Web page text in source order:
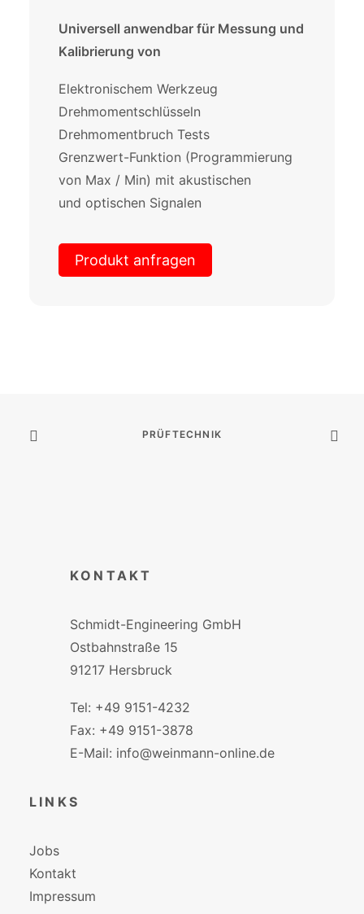
Universell anwendbar für Messung und
Kalibrierung von
Elektronischem Werkzeug
Drehmomentschlüsseln
Drehmomentbruch Tests
Grenzwert-Funktion (Programmierung
von Max / Min) mit akustischen
und optischen Signalen
Produkt anfragen
PRÜFTECHNIK
KONTAKT
Schmidt-Engineering GmbH
Ostbahnstraße 15
91217 Hersbruck
Tel: +49 9151-4232
Fax: +49 9151-3878
E-Mail: info@weinmann-online.de
LINKS
Jobs
Kontakt
Impressum